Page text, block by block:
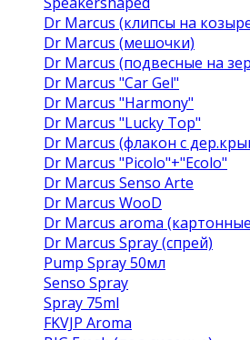
Dr Marcus (клипсы на
Dr Marcus (мешочки)
Dr Marcus (подвесные на
Dr Marcus "Car Gel"
Dr Marcus "Harmony"
Dr Marcus "Lucky Top"
Dr Marcus (флакон с
Dr Marcus "Picolo"+"Ecolo"
Dr Marcus Senso Arte
Dr Marcus WooD
Dr Marcus aroma
Dr Marcus Spray (спрей)
Pump Spray 50мл
Senso Spray
Spray 75ml
FKVJP Aroma